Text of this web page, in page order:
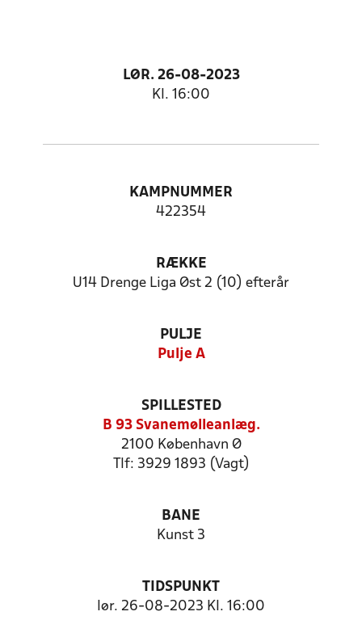
LØR. 26-08-2023
Kl. 16:00
KAMPNUMMER
422354
RÆKKE
U14 Drenge Liga Øst 2 (10) efterår
PULJE
Pulje A
SPILLESTED
B 93 Svanemølleanlæg.
2100 København Ø
Tlf: 3929 1893 (Vagt)
BANE
Kunst 3
TIDSPUNKT
lør. 26-08-2023 Kl. 16:00